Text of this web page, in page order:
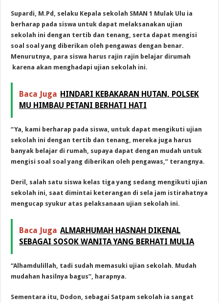
Supardi, M.Pd, selaku Kepala sekolah SMAN 1 Mulak Ulu ia
berharap pada siswa untuk dapat melaksanakan ujian
sekolah ini dengan tertib dan tenang, serta dapat mengisi
soal soal yang diberikan oleh pengawas dengan benar.
Menurutnya, para siswa harus rajin rajin belajar dirumah
karena akan menghadapi ujian sekolah ini.
Baca Juga HINDARI KEBAKARAN HUTAN, POLSEK
MU HIMBAU PETANI BERHATI HATI
“Ya, kami berharap pada siswa, untuk dapat mengikuti ujian
sekolah ini dengan tertib dan tenang, mereka juga harus
banyak belajar di rumah, supaya dapat dengan mudah untuk
mengisi soal soal yang diberikan oleh pengawas,” terangnya.
Deril, salah satu siswa kelas tiga yang sedang mengikuti ujian
sekolah ini, saat dimintai keterangan di sela jam istirahatnya
mengucap syukur atas pelaksanaan ujian sekolah ini.
Baca Juga ALMARHUMAH HASNAH DIKENAL
SEBAGAI SOSOK WANITA YANG BERHATI MULIA
“Alhamdulillah, tadi sudah memasuki ujian sekolah. Mudah
mudahan hasilnya bagus”, harapnya.
Sementara itu, Dodon, sebagai Satpam sekolah ia sangat